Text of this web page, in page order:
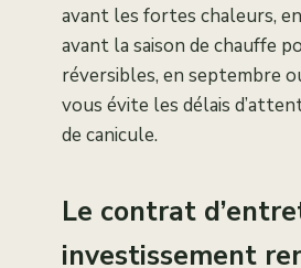
avant les fortes chaleurs,
avant la saison de chauffe
réversibles, en septembre
vous évite les délais
de canicule.
Le contrat
investissement